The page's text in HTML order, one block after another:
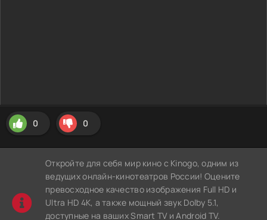
0 0
Откройте для себя мир кино с Kinogo, одним из
ведущих онлайн-кинотеатров России! Оцените
превосходное качество изображения Full HD и
Ultra HD 4K, а также мощный звук Dolby 5.1,
доступные на ваших Smart TV и Android TV.